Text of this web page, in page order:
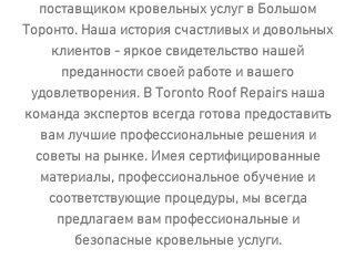
поставщиком кровельных услуг в Большом
Торонто. Наша история счастливых и довольных
клиентов - яркое свидетельство нашей
преданности своей работе и вашего
удовлетворения. В Toronto Roof Repairs наша
команда экспертов всегда готова предоставить
вам лучшие профессиональные решения и
советы на рынке. Имея сертифицированные
материалы, профессиональное обучение и
соответствующие процедуры, мы всегда
предлагаем вам профессиональные и
безопасные кровельные услуги.